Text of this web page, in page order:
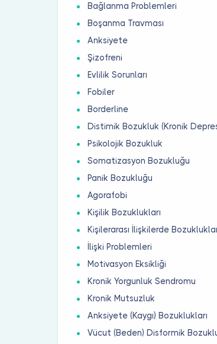
Bağlanma Problemleri
Boşanma Travması
Anksiyete
Şizofreni
Evlilik Sorunları
Fobiler
Borderline
Distimik Bozukluk (Kronik
Psikolojik Bozukluk
Somatizasyon Bozukluğu
Panik Bozukluğu
Agorafobi
Kişilik Bozuklukları
Kişilerarası İlişkilerde
İlişki Problemleri
Motivasyon Eksikliği
Kronik Yorgunluk Sendromu
Kronik Mutsuzluk
Anksiyete (Kaygı) Bozuklukları
Vücut (Beden) Disformik